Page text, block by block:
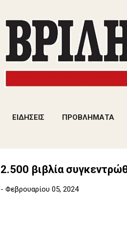
ΕΙΔΗΣΕΙΣ ΠΡΟΒΛΗΜΑΤΑ
2.500 βιβλία
- Φεβρουαρίου 05, 2024